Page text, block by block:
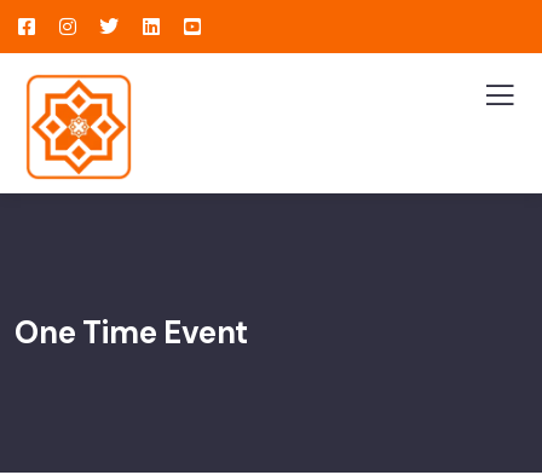
One Time Event